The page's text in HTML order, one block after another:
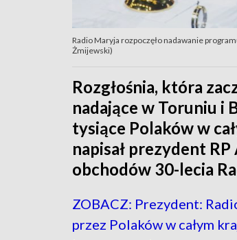
Radio Maryja rozpoczęło nadawanie
Żmijewski)
Rozgłośnia, która
nadające w Toruniu i
tysiące Polaków w
napisał prezydent
obchodów 30-lecia
ZOBACZ: Prezydent:
przez Polaków w całym